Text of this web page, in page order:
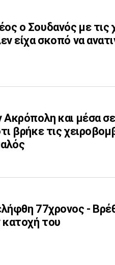
ο Σουδανός με τις
είχα σκοπό να
Ακρόπολη και μέσα
βρήκε τις
77χρονος -
κατοχή του